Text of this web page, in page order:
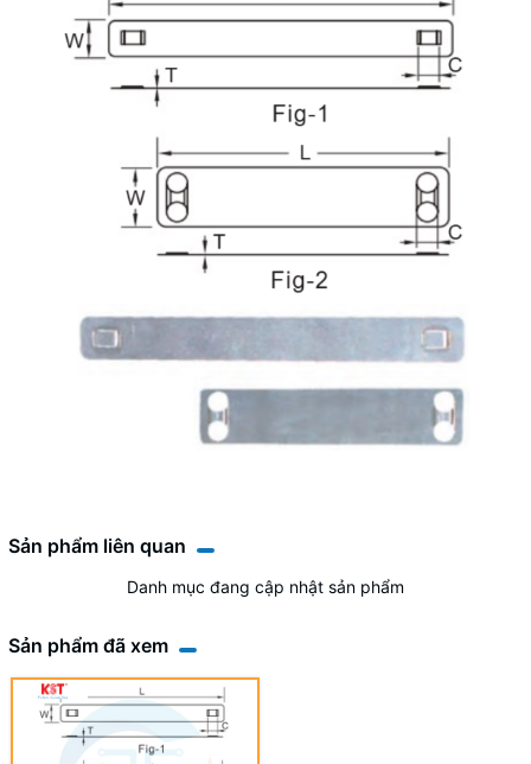
Sản phẩm liên quan
Danh mục đang cập nhật sản phẩm
Sản phẩm đã xem